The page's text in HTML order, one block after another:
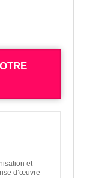
et
d’œuvre